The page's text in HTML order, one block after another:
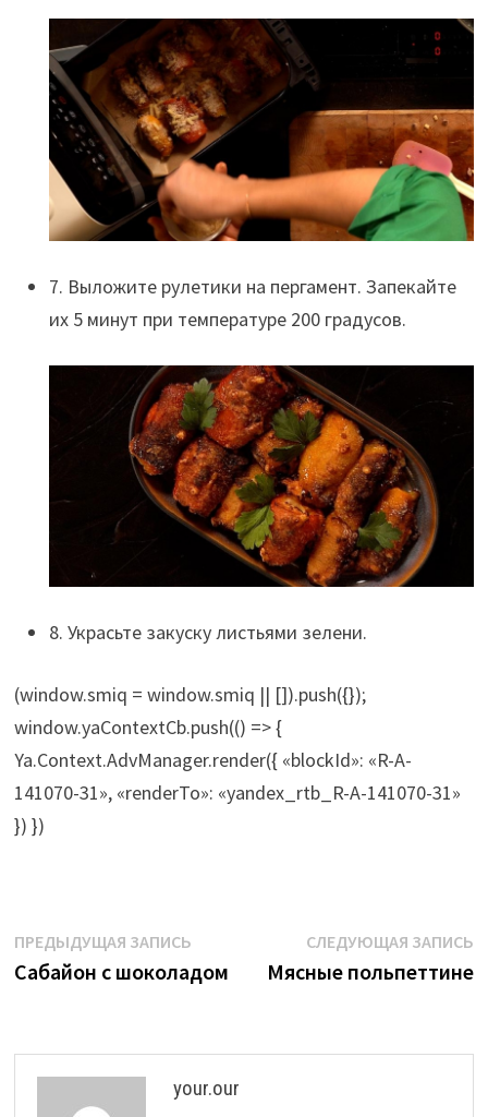
7. Выложите рулетики на пергамент. Запекайте
их 5 минут при температуре 200 градусов.
8. Украсьте закуску листьями зелени.
(window.smiq = window.smiq || []).push({});
window.yaContextCb.push(() => {
Ya.Context.AdvManager.render({ «blockId»: «R-A-
141070-31», «renderTo»: «yandex_rtb_R-A-141070-31»
}) })
Навигация
по
ПРЕДЫДУЩАЯ ЗАПИСЬПредыдущая
запись:
Сабайон с шоколадом
СЛЕДУЮЩАЯ ЗАПИСЬ
Мясные польпеттине
your.our